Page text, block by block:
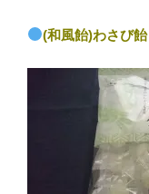
(和風飴)わさび飴